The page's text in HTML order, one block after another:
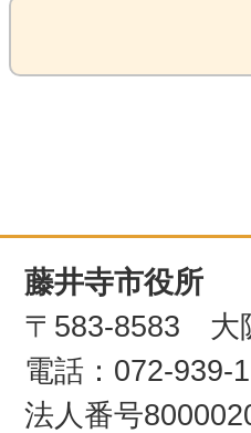
藤井寺市役所
〒583-8583 大
電話：072-
法人番号